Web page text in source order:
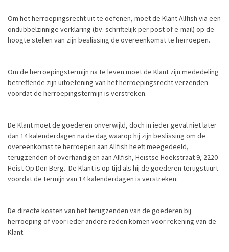
Om het herroepingsrecht uit te oefenen, moet de Klant Allfish via een
ondubbelzinnige verklaring (bv. schriftelijk per post of e-mail) op de
hoogte stellen van zijn beslissing de overeenkomst te herroepen.
Om de herroepingstermijn na te leven moet de Klant zijn mededeling
betreffende zijn uitoefening van het herroepingsrecht verzenden
voordat de herroepingstermijn is verstreken.
De Klant moet de goederen onverwijld, doch in ieder geval niet later
dan 14 kalenderdagen na de dag waarop hij zijn beslissing om de
overeenkomst te herroepen aan Allfish heeft meegedeeld,
terugzenden of overhandigen aan Allfish, Heistse Hoekstraat 9, 2220
Heist Op Den Berg. De Klant is op tijd als hij de goederen terugstuurt
voordat de termijn van 14 kalenderdagen is verstreken.
De directe kosten van het terugzenden van de goederen bij
herroeping of voor ieder andere reden komen voor rekening van de
Klant.